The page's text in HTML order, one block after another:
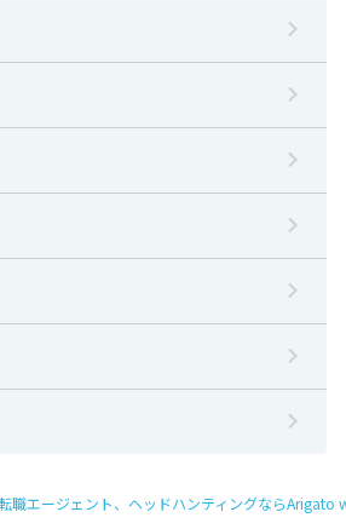
職エージェント、ヘッドハンティングならArigato